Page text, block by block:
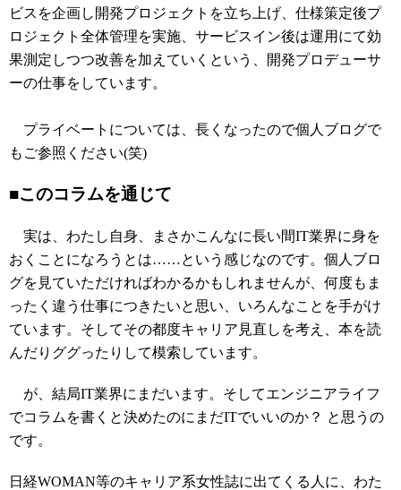
ビスを企画し開発プロジェクトを立ち上げ、仕様策定後プ
ロジェクト全体管理を実施、サービスイン後は運用にて効
果測定しつつ改善を加えていくという、開発プロデューサ
ーの仕事をしています。
プライベートについては、長くなったので個人ブログで
もご参照ください(笑)
■このコラムを通じて
実は、わたし自身、まさかこんなに長い間IT業界に身を
おくことになろうとは……という感じなのです。個人ブロ
グを見ていただければわかるかもしれませんが、何度もま
ったく違う仕事につきたいと思い、いろんなことを手がけ
ています。そしてその都度キャリア見直しを考え、本を読
んだりググったりして模索しています。
が、結局IT業界にまだいます。そしてエンジニアライフ
でコラムを書くと決めたのにまだITでいいのか？ と思うの
です。
日経WOMAN等のキャリア系女性誌に出てくる人に、わた